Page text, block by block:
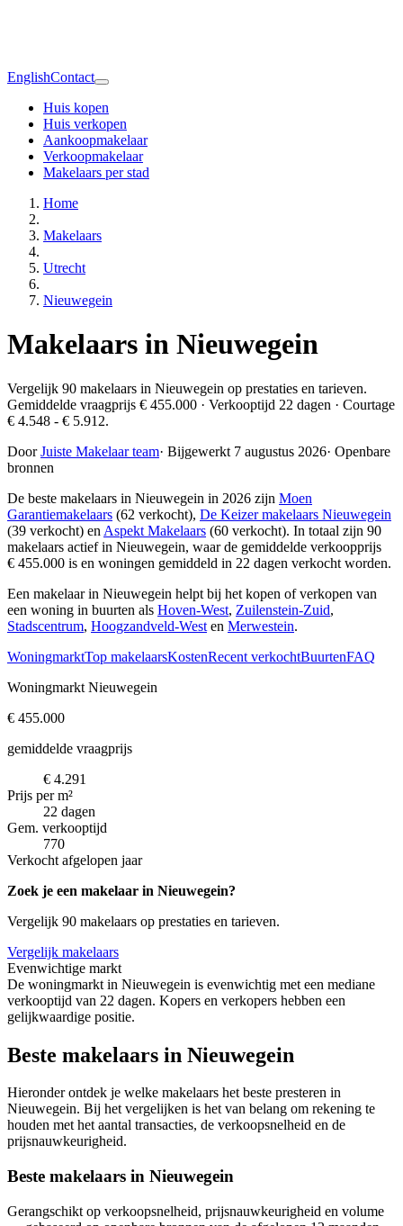
EnglishContact
Huis kopen
Huis verkopen
Aankoopmakelaar
Verkoopmakelaar
Makelaars per stad
Home
Makelaars
Utrecht
Nieuwegein
Makelaars in Nieuwegein
Vergelijk 90 makelaars in Nieuwegein op prestaties en tarieven.
Gemiddelde vraagprijs € 455.000 · Verkooptijd 22 dagen · Courtage
€ 4.548 - € 5.912.
DoorJuiste Makelaar team· Bijgewerkt 7 augustus 2026· Openbare
bronnen
De beste makelaars in Nieuwegein in 2026 zijn Moen
Garantiemakelaars (62 verkocht), De Keizer makelaars Nieuwegein
(39 verkocht) en Aspekt Makelaars (60 verkocht). In totaal zijn 90
makelaars actief in Nieuwegein, waar de gemiddelde verkoopprijs
€ 455.000 is en woningen gemiddeld in 22 dagen verkocht worden.
Een makelaar in Nieuwegein helpt bij het kopen of verkopen van
een woning in buurten als Hoven-West, Zuilenstein-Zuid,
Stadscentrum, Hoogzandveld-West en Merwestein.
WoningmarktTop makelaarsKostenRecent verkochtBuurtenFAQ
Woningmarkt Nieuwegein
€ 455.000
gemiddelde vraagprijs
€ 4.291
Prijs per m²
22 dagen
Gem. verkooptijd
770
Verkocht afgelopen jaar
Zoek je een makelaar in Nieuwegein?
Vergelijk 90 makelaars op prestaties en tarieven.
Vergelijk makelaars
Evenwichtige markt
De woningmarkt in Nieuwegein is evenwichtig met een mediane
verkooptijd van 22 dagen. Kopers en verkopers hebben een
gelijkwaardige positie.
Beste makelaars in Nieuwegein
Hieronder ontdek je welke makelaars het beste presteren in
Nieuwegein. Bij het vergelijken is het van belang om rekening te
houden met het aantal transacties, de verkoopsnelheid en de
prijsnauwkeurigheid.
Beste makelaars in Nieuwegein
Gerangschikt op verkoopsnelheid, prijsnauwkeurigheid en volume